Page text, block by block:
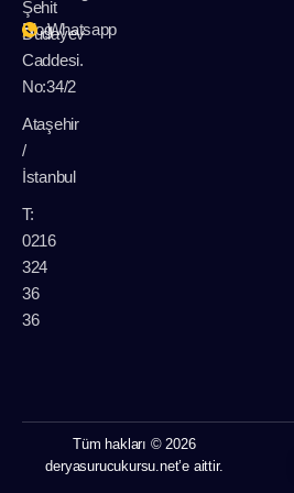
Şehit
Dudayev
Caddesi.
No:34/2
Ataşehir
/
İstanbul
T:
0216
324
36
36
BlogWhatsapp
Tüm hakları © 2026
deryasurucukursu.net’e aittir.